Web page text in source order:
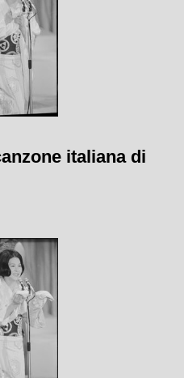
italiana di